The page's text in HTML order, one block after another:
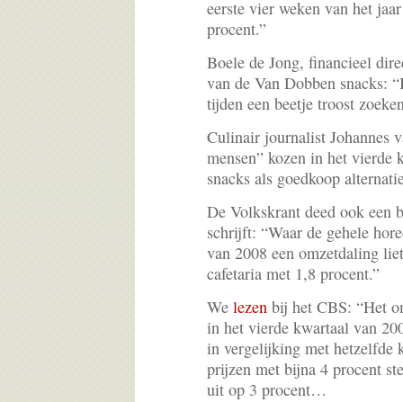
eerste vier weken van het
procent.”
Boele de Jong, financieel
van de Van Dobben snacks:
tijden een beetje troost
Culinair journalist Johannes
mensen” kozen in het vierde
snacks als goedkoop
De Volkskrant deed ook een
schrijft: “Waar de gehele
van 2008 een omzetdaling
cafetaria met 1,8 procent.”
We lezen bij het CBS: “Het
in het vierde kwartaal van
in vergelijking met hetzelfde
prijzen met bijna 4 procent
uit op 3 procent…